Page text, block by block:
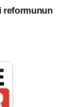
reformunun